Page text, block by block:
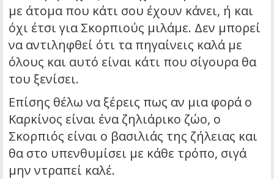
με άτομα που κάτι σου έχουν κάνει, ή και
όχι έτσι για Σκορπιούς μιλάμε. Δεν μπορεί
να αντιληφθεί ότι τα πηγαίνεις καλά με
όλους και αυτό είναι κάτι που σίγουρα θα
του ξενίσει.
Επίσης θέλω να ξέρεις πως αν μια φορά ο
Καρκίνος είναι ένα ζηλιάρικο ζώο, ο
Σκορπιός είναι ο βασιλιάς της ζήλειας και
θα στο υπενθυμίσει με κάθε τρόπο, σιγά
μην ντραπεί καλέ.